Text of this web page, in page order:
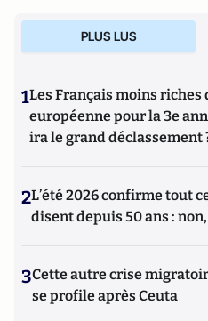
PLUS LUS
1Les Français moins riches
européenne pour la 3e
ira le grand déclassement
2L’été 2026 confirme tout
disent depuis 50 ans :
3Cette autre crise
se profile après Ceuta